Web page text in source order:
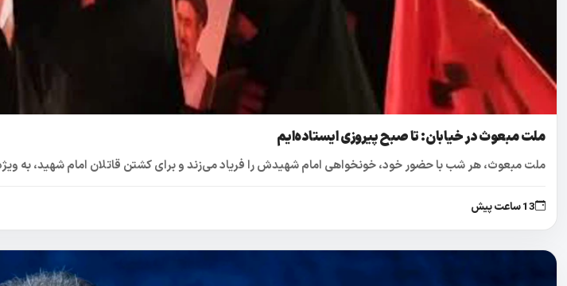
ملت مبعوث در خیابان: تا صبح پیروزی ایستاده‌ایم
ملت مبعوث، هر شب با حضور خود، خونخواهی امام شهیدش را فریاد می‌زند و برای کشتن قاتلان امام شهید، به
13 ساعت پیش